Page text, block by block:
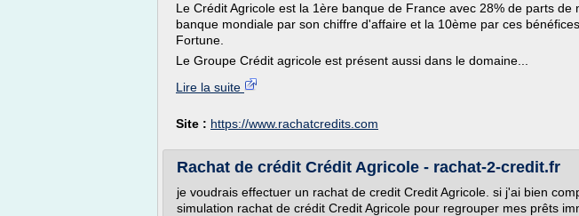
Le Crédit Agricole est la 1ère banque de France avec 28% de parts de
banque mondiale par son chiffre d'affaire et la 10ème par ces
Fortune.
Le Groupe Crédit agricole est présent aussi dans le domaine...
Lire la suite
Site : https://www.rachatcredits.com
Rachat de crédit Crédit Agricole - rachat-2-credit.fr
je voudrais effectuer un rachat de credit Credit Agricole. si j'ai bien
simulation rachat de crédit Credit Agricole pour regrouper mes prêts